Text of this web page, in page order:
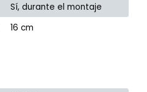
Sí, durante el montaje
16 cm